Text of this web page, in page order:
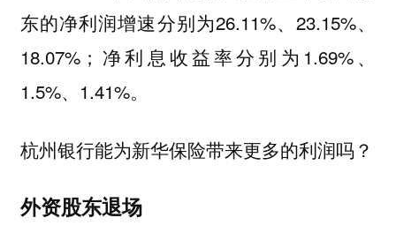
东的净利润增速分别为26.11%、23.15%、
18.07%；净利息收益率分别为1.69%、
1.5%、1.41%。
杭州银行能为新华保险带来更多的利润吗？
外资股东退场